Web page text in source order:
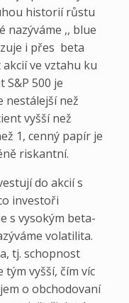
historií růstu
nazýváme ,, blue
i přes beta
ve vztahu ku
500 je
nestálejší než
vyšší než
1, cenný papír je
riskantní.
do akcií s
investoři
s vysokým beta-
volatilita.
tj. schopnost
vyšší, čím víc
o obchodovaní